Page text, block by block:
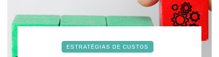
ESTRATÉGIAS DE CUSTOS